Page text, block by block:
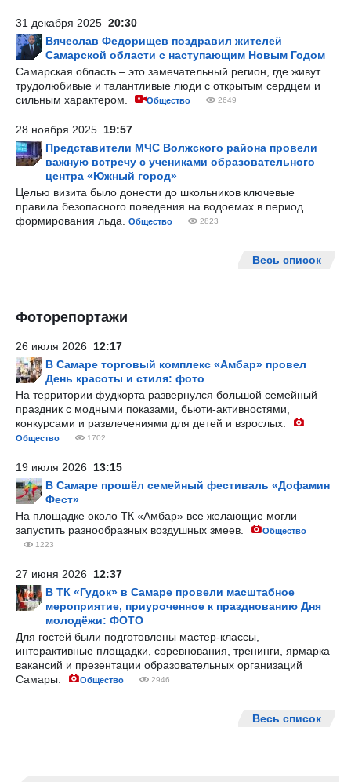
31 декабря 2025 20:30
Вячеслав Федорищев поздравил жителей
Самарской области с наступающим Новым Годом
Самарская область – это замечательный регион, где живут
трудолюбивые и талантливые люди с открытым сердцем и
сильным характером.
Общество 2649
28 ноября 2025 19:57
Представители МЧС Волжского района провели
важную встречу с учениками образовательного
центра «Южный город»
Целью визита было донести до школьников ключевые
правила безопасного поведения на водоемах в период
формирования льда.
Общество 2823
Весь список
Фоторепортажи
26 июля 2026 12:17
В Самаре торговый комплекс «Амбар» провел
День красоты и стиля: фото
На территории фудкорта развернулся большой семейный
праздник с модными показами, бьюти-активностями,
конкурсами и развлечениями для детей и взрослых.
Общество 1702
19 июля 2026 13:15
В Самаре прошёл семейный фестиваль «Дофамин
Фест»
На площадке около ТК «Амбар» все желающие могли
запустить разнообразных воздушных змеев.
Общество
1223
27 июня 2026 12:37
В ТК «Гудок» в Самаре провели масштабное
мероприятие, приуроченное к празднованию Дня
молодёжи: ФОТО
Для гостей были подготовлены мастер-классы,
интерактивные площадки, соревнования, тренинги, ярмарка
вакансий и презентации образовательных организаций
Самары.
Общество 2946
Весь список